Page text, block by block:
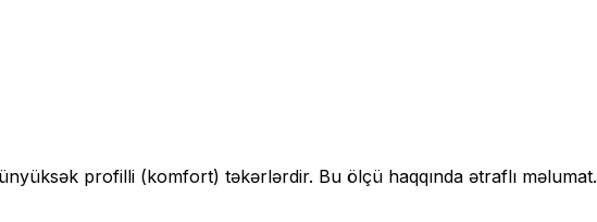
yüksək profilli (komfort) təkərlərdir. Bu ölçü haqqında ətraflı məlumat.